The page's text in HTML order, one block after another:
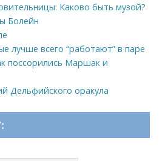
Каково быть музой?
Болейн
лучше всего “работают” в паре
поссорились Маршак и
Дельфийского оракула